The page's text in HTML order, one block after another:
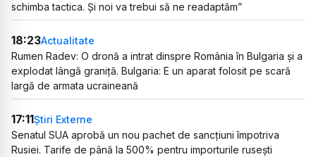
schimba tactica. Și noi va trebui să ne readaptăm”
18:23Actualitate
Rumen Radev: O dronă a intrat dinspre România în Bulgaria și a
explodat lângă graniță. Bulgaria: E un aparat folosit pe scară
largă de armata ucraineană
17:11Știri Externe
Senatul SUA aprobă un nou pachet de sancțiuni împotriva
Rusiei. Tarife de până la 500% pentru importurile rusești